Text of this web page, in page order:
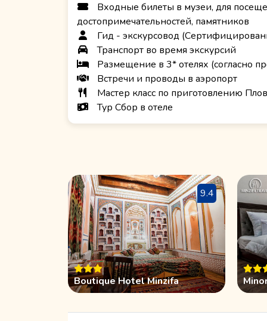
Входные билеты в музеи, для
достопримечательностей, памятников
Гид - экскурсовод
Транспорт во время экскурсий
Размещение в 3* отелях (согласно
Встречи и проводы в аэропорт
Мастер класс по приготовлению
Тур Сбор в отеле
9.4
Boutique Hotel Minzifa